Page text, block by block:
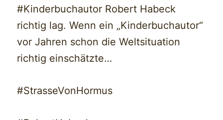
#Kinderbuchautor Robert Habeck
richtig lag. Wenn ein „Kinderbuchautor“
vor Jahren schon die Weltsituation
richtig einschätzte…
#StrasseVonHormus